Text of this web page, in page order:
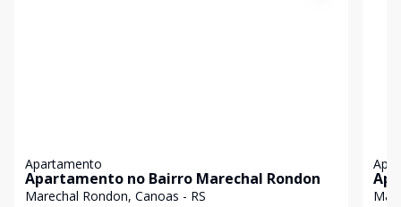
Apartamento
Apartamento no Bairro Marechal Rondon
Marechal Rondon, Canoas - RS